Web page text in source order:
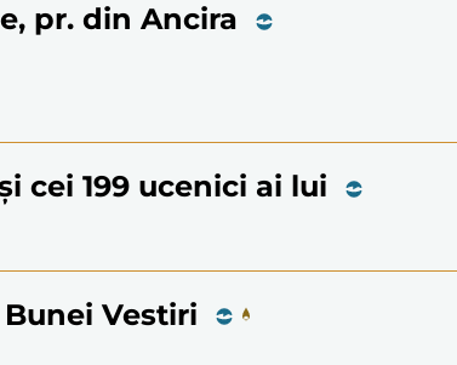
pr. din Ancira
cei 199 ucenici ai lui
Vestiri